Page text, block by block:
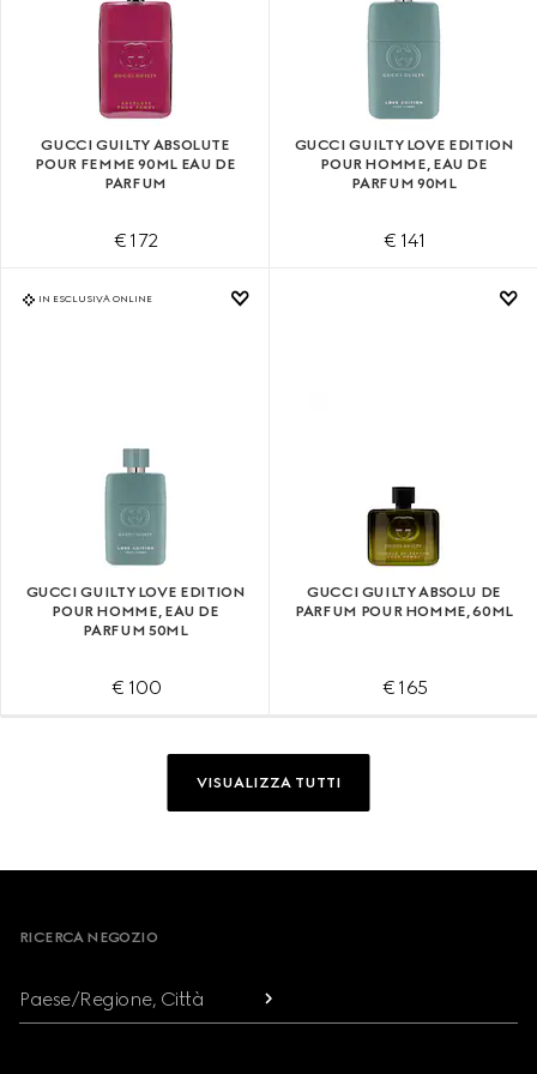
GUCCI GUILTY ABSOLUTE
POUR FEMME 90ML EAU DE
PARFUM
€ 172
GUCCI GUILTY LOVE EDITION
POUR HOMME, EAU DE
PARFUM 90ML
€ 141
IN ESCLUSIVA ONLINE
GUCCI GUILTY LOVE EDITION
POUR HOMME, EAU DE
PARFUM 50ML
€ 100
GUCCI GUILTY ABSOLU DE
PARFUM POUR HOMME, 60ML
€ 165
VISUALIZZA TUTTI
Footer
RICERCA NEGOZIO
Paese/Regione, Città